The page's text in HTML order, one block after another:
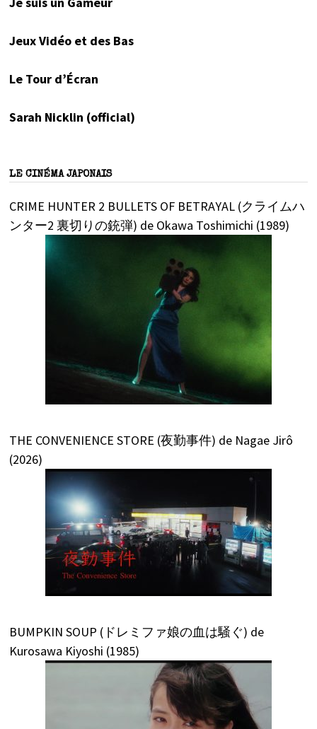
Jeux Vidéo et des Bas
Le Tour d’Écran
Sarah Nicklin (official)
LE CINÉMA JAPONAIS
CRIME HUNTER 2 BULLETS OF BETRAYAL (クライムハ
ンター2 裏切りの銃弾) de Okawa Toshimichi (1989)
THE CONVENIENCE STORE (夜勤事件) de Nagae Jirô
(2026)
BUMPKIN SOUP (ドレミファ娘の血は騒ぐ) de
Kurosawa Kiyoshi (1985)